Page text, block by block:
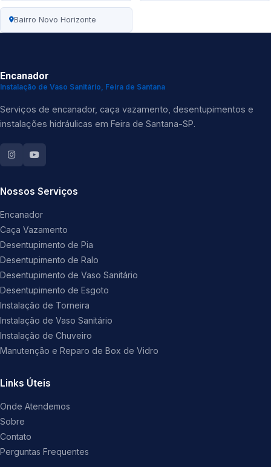
Bairro Novo Horizonte
Encanador
Instalação de Vaso Sanitário, Feira de Santana
Serviços de encanador, caça vazamento, desentupimentos e
instalações hidráulicas em Feira de Santana-SP.
Nossos Serviços
Encanador
Caça Vazamento
Desentupimento de Pia
Desentupimento de Ralo
Desentupimento de Vaso Sanitário
Desentupimento de Esgoto
Instalação de Torneira
Instalação de Vaso Sanitário
Instalação de Chuveiro
Manutenção e Reparo de Box de Vidro
Links Úteis
Onde Atendemos
Sobre
Contato
Perguntas Frequentes